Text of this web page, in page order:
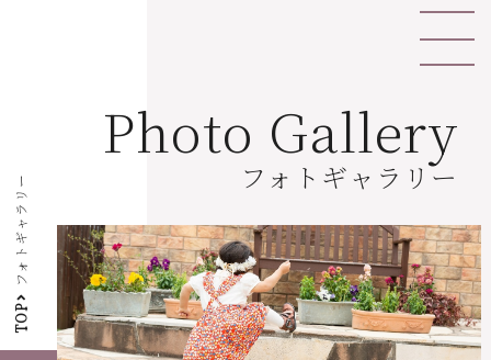
Photo Gallery
フォトギャラリー
TOP
フォトギャラリー